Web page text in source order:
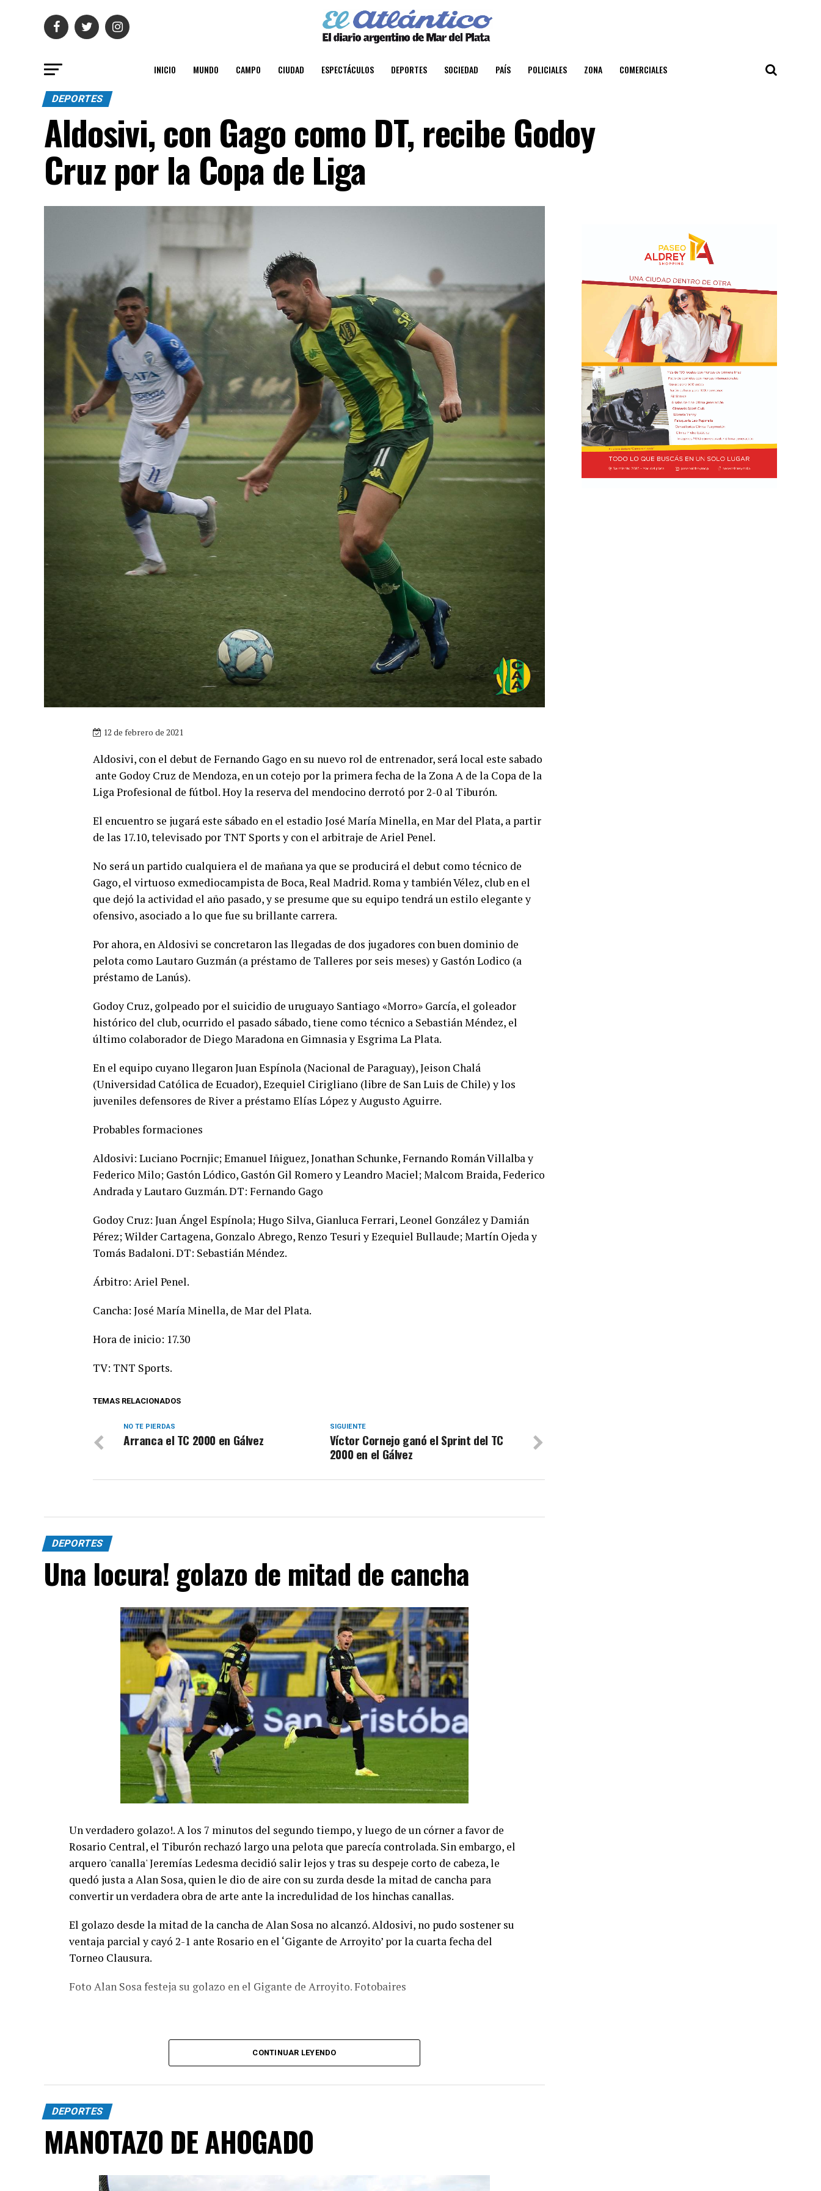
INICIO MUNDO CAMPO CIUDAD ESPECTÁCULOS DEPORTES SOCIEDAD PAÍS POLICIALES ZONA COMERCIALES
DEPORTES
Aldosivi, con Gago como DT, recibe Godoy
Cruz por la Copa de Liga
12 de febrero de 2021
Aldosivi, con el debut de Fernando Gago en su nuevo rol de entrenador, será local este sabado
ante Godoy Cruz de Mendoza, en un cotejo por la primera fecha de la Zona A de la Copa de la
Liga Profesional de fútbol. Hoy la reserva del mendocino derrotó por 2-0 al Tiburón.
El encuentro se jugará este sábado en el estadio José María Minella, en Mar del Plata, a partir
de las 17.10, televisado por TNT Sports y con el arbitraje de Ariel Penel.
No será un partido cualquiera el de mañana ya que se producirá el debut como técnico de
Gago, el virtuoso exmediocampista de Boca, Real Madrid. Roma y también Vélez, club en el
que dejó la actividad el año pasado, y se presume que su equipo tendrá un estilo elegante y
ofensivo, asociado a lo que fue su brillante carrera.
Por ahora, en Aldosivi se concretaron las llegadas de dos jugadores con buen dominio de
pelota como Lautaro Guzmán (a préstamo de Talleres por seis meses) y Gastón Lodico (a
préstamo de Lanús).
Godoy Cruz, golpeado por el suicidio de uruguayo Santiago «Morro» García, el goleador
histórico del club, ocurrido el pasado sábado, tiene como técnico a Sebastián Méndez, el
último colaborador de Diego Maradona en Gimnasia y Esgrima La Plata.
En el equipo cuyano llegaron Juan Espínola (Nacional de Paraguay), Jeison Chalá
(Universidad Católica de Ecuador), Ezequiel Cirigliano (libre de San Luis de Chile) y los
juveniles defensores de River a préstamo Elías López y Augusto Aguirre.
Probables formaciones
Aldosivi: Luciano Pocrnjic; Emanuel Iñiguez, Jonathan Schunke, Fernando Román Villalba y
Federico Milo; Gastón Lódico, Gastón Gil Romero y Leandro Maciel; Malcom Braida, Federico
Andrada y Lautaro Guzmán. DT: Fernando Gago
Godoy Cruz: Juan Ángel Espínola; Hugo Silva, Gianluca Ferrari, Leonel González y Damián
Pérez; Wilder Cartagena, Gonzalo Abrego, Renzo Tesuri y Ezequiel Bullaude; Martín Ojeda y
Tomás Badaloni. DT: Sebastián Méndez.
Árbitro: Ariel Penel.
Cancha: José María Minella, de Mar del Plata.
Hora de inicio: 17.30
TV: TNT Sports.
TEMAS RELACIONADOS
SIGUIENTE
Víctor Cornejo ganó el Sprint del TC
2000 en el Gálvez
NO TE PIERDAS
Arranca el TC 2000 en Gálvez
DEPORTES
Una locura! golazo de mitad de cancha
Un verdadero golazo!. A los 7 minutos del segundo tiempo, y luego de un córner a favor de
Rosario Central, el Tiburón rechazó largo una pelota que parecía controlada. Sin embargo, el
arquero 'canalla' Jeremías Ledesma decidió salir lejos y tras su despeje corto de cabeza, le
quedó justa a Alan Sosa, quien le dio de aire con su zurda desde la mitad de cancha para
convertir un verdadera obra de arte ante la incredulidad de los hinchas canallas.
El golazo desde la mitad de la cancha de Alan Sosa no alcanzó. Aldosivi, no pudo sostener su
ventaja parcial y cayó 2-1 ante Rosario en el ‘Gigante de Arroyito’ por la cuarta fecha del
Torneo Clausura.
Foto Alan Sosa festeja su golazo en el Gigante de Arroyito. Fotobaires
CONTINUAR LEYENDO
DEPORTES
MANOTAZO DE AHOGADO